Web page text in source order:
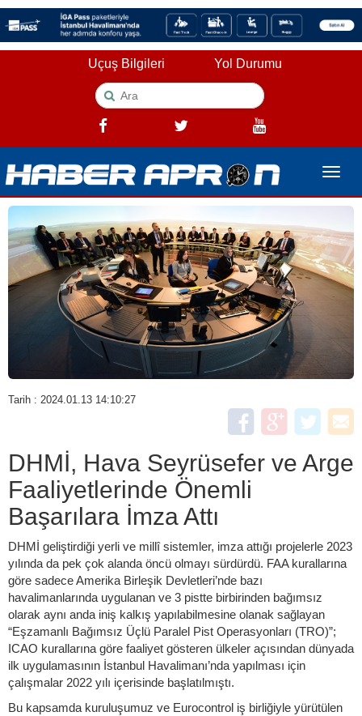
Uçuş Bilgileri Yol Durumu
Toggle
Tarih : 2024.01.13 14:10:27
DHMİ, Hava Seyrüsefer ve Arge
Faaliyetlerinde Önemli
Başarılara İmza Attı
DHMİ geliştirdiği yerli ve millî sistemler, imza attığı projelerle 2023
yılında da pek çok alanda öncü olmayı sürdürdü. FAA kurallarına
göre sadece Amerika Birleşik Devletleri’nde bazı
havalimanlarında uygulanan ve 3 pistte birbirinden bağımsız
olarak aynı anda iniş kalkış yapılabilmesine olanak sağlayan
“Eşzamanlı Bağımsız Üçlü Paralel Pist Operasyonları (TRO)”;
ICAO kurallarına göre faaliyet gösteren ülkeler açısından dünyada
ilk uygulamasının İstanbul Havalimanı’nda yapılması için
çalışmalar 2022 yılı içerisinde başlatılmıştı.
Bu kapsamda kuruluşumuz ve Eurocontrol iş birliğiyle yürütülen